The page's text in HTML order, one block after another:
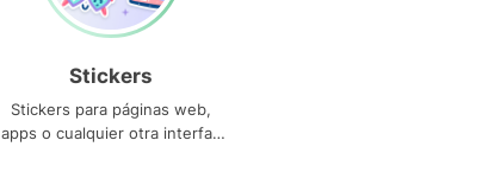
Stickers
Stickers para páginas web,
apps o cualquier otra interfaz